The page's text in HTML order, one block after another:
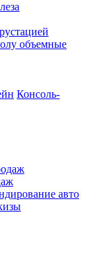
объемные
Консоль-
авто